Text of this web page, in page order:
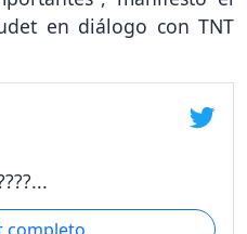
en diálogo con TNT
completo